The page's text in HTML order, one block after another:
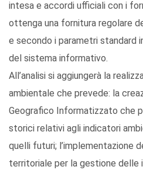
intesa e accordi ufficiali con i
ottenga una fornitura regolare
e secondo i parametri standard
del sistema informativo.
All’analisi si aggiungerà la
ambientale che prevede: la
Geografico Informatizzato che
storici relativi agli indicatori
quelli futuri; l’implementazione
territoriale per la gestione delle